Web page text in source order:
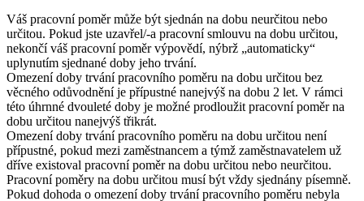
Váš pracovní poměr může být sjednán na dobu neurčitou nebo
určitou. Pokud jste uzavřel/-a pracovní smlouvu na dobu určitou,
nekončí váš pracovní poměr výpovědí, nýbrž „automaticky“
uplynutím sjednané doby jeho trvání.
Omezení doby trvání pracovního poměru na dobu určitou bez
věcného odůvodnění je přípustné nanejvýš na dobu 2 let. V rámci
této úhrnné dvouleté doby je možné prodloužit pracovní poměr na
dobu určitou nanejvýš třikrát.
Omezení doby trvání pracovního poměru na dobu určitou není
přípustné, pokud mezi zaměstnancem a týmž zaměstnavatelem už
dříve existoval pracovní poměr na dobu určitou nebo neurčitou.
Pracovní poměry na dobu určitou musí být vždy sjednány písemně.
Pokud dohoda o omezení doby trvání pracovního poměru nebyla